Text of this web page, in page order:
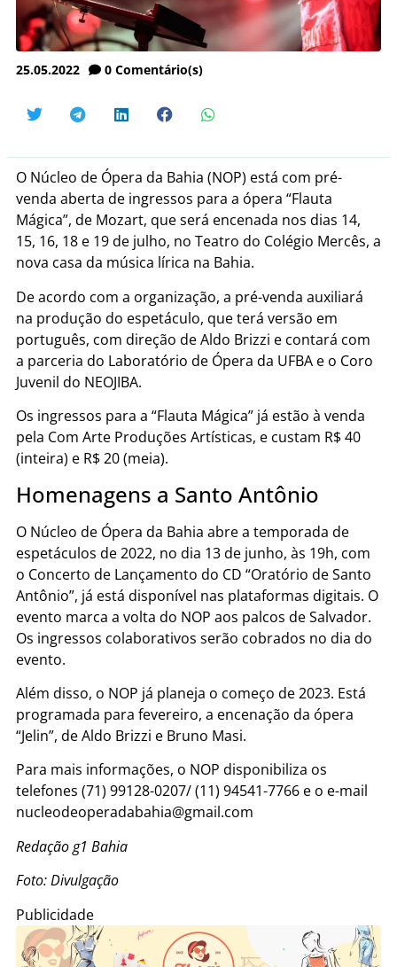
25.05.2022 0 Comentário(s)
O Núcleo de Ópera da Bahia (NOP) está com pré-
venda aberta de ingressos para a ópera “Flauta
Mágica”, de Mozart, que será encenada nos dias 14,
15, 16, 18 e 19 de julho, no Teatro do Colégio Mercês, a
nova casa da música lírica na Bahia.
De acordo com a organização, a pré-venda auxiliará
na produção do espetáculo, que terá versão em
português, com direção de Aldo Brizzi e contará com
a parceria do Laboratório de Ópera da UFBA e o Coro
Juvenil do NEOJIBA.
Os ingressos para a “Flauta Mágica” já estão à venda
pela Com Arte Produções Artísticas, e custam R$ 40
(inteira) e R$ 20 (meia).
Homenagens a Santo Antônio
O Núcleo de Ópera da Bahia abre a temporada de
espetáculos de 2022, no dia 13 de junho, às 19h, com
o Concerto de Lançamento do CD “Oratório de Santo
Antônio”, já está disponível nas plataformas digitais. O
evento marca a volta do NOP aos palcos de Salvador.
Os ingressos colaborativos serão cobrados no dia do
evento.
Além disso, o NOP já planeja o começo de 2023. Está
programada para fevereiro, a encenação da ópera
“Jelin”, de Aldo Brizzi e Bruno Masi.
Para mais informações, o NOP disponibiliza os
telefones (71) 99128-0207/ (11) 94541-7766 e o e-mail
nucleodeoperadabahia@gmail.com
Redação g1 Bahia
Foto: Divulgação
Publicidade